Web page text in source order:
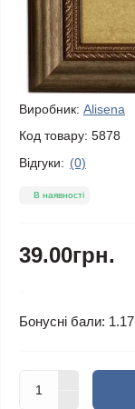
Виробник: Alisena
Код товару: 5878
Відгуки: (0)
В наявності
39.00грн.
Бонусні бали: 1.17